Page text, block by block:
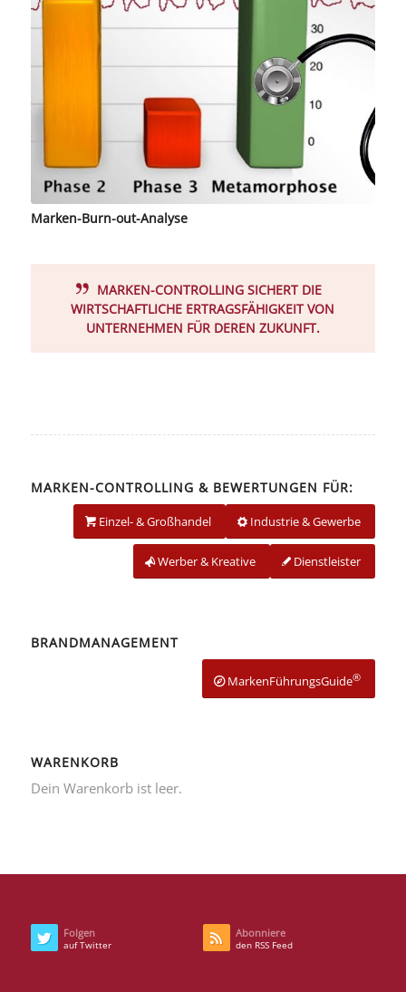
Marken-Burn-out-Analyse
MARKEN-CONTROLLING SICHERT DIE
WIRTSCHAFTLICHE ERTRAGSFÄHIGKEIT VON
UNTERNEHMEN FÜR DEREN ZUKUNFT.
MARKEN-CONTROLLING & BEWERTUNGEN FÜR:
Industrie & Gewerbe
Einzel- & Großhandel
Dienstleister
Werber & Kreative
BRANDMANAGEMENT
MarkenFührungsGuide®
WARENKORB
Dein Warenkorb ist leer.
Folgen
auf Twitter
Abonniere
den RSS Feed